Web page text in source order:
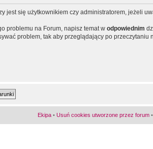
jest się użytkownikiem czy administratorem, jeżeli
problemu na Forum, napisz temat w odpowiednim
problem, tak aby przeglądający po przeczytaniu
Ekipa • Usuń cookies utworzone przez forum